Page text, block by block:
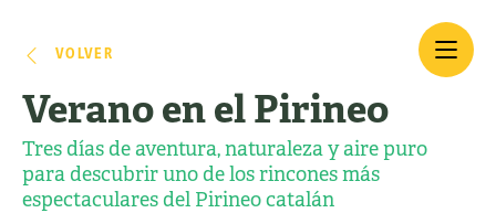
VOLVER
Verano en el Pirineo
Tres días de aventura, naturaleza y aire puro
para descubrir uno de los rincones más
espectaculares del Pirineo catalán